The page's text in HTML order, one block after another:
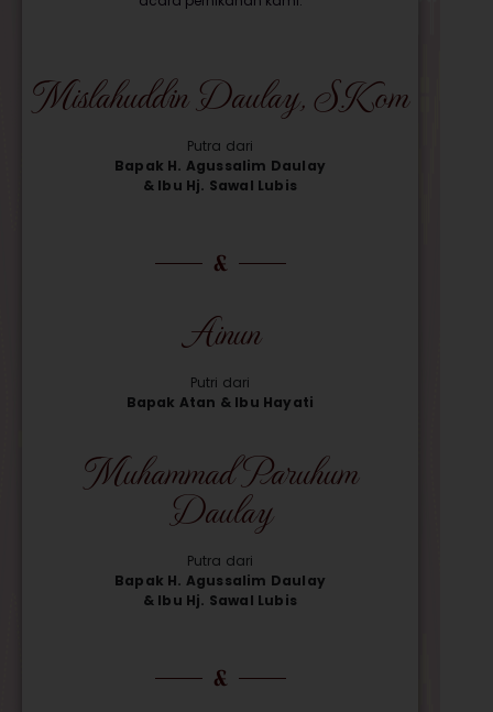
Mislahuddin Daulay, S.Kom
Putra dari
Bapak H. Agussalim Daulay
& Ibu Hj. Sawal Lubis
&
Ainun
Putri dari
Bapak Atan & Ibu Hayati
Muhammad Paruhum
Daulay
Putra dari
Bapak H. Agussalim Daulay
& Ibu Hj. Sawal Lubis
&